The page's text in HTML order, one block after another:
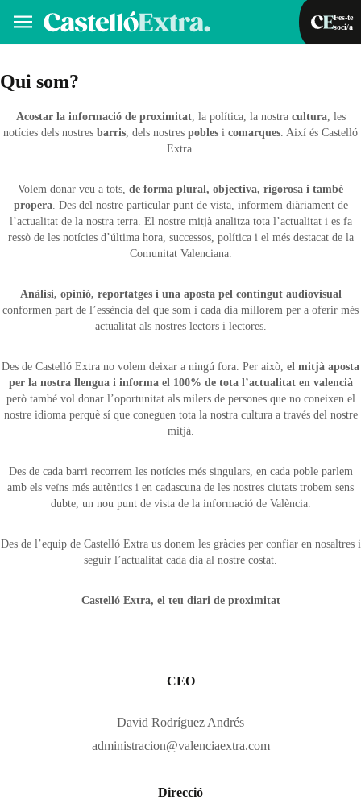
Fes-te
soci/a
Qui som?
Acostar la informació de proximitat, la política, la nostra cultura, les
notícies dels nostres barris, dels nostres pobles i comarques. Així és Castelló
Extra.
Volem donar veu a tots, de forma plural, objectiva, rigorosa i també
propera. Des del nostre particular punt de vista, informem diàriament de
l’actualitat de la nostra terra. El nostre mitjà analitza tota l’actualitat i es fa
ressò de les notícies d’última hora, successos, política i el més destacat de la
Comunitat Valenciana.
Anàlisi, opinió, reportatges i una aposta pel contingut audiovisual
conformen part de l’essència del que som i cada dia millorem per a oferir més
actualitat als nostres lectors i lectores.
Des de Castelló Extra no volem deixar a ningú fora. Per això, el mitjà aposta
per la nostra llengua i informa el 100% de tota l’actualitat en valencià
però també vol donar l’oportunitat als milers de persones que no coneixen el
nostre idioma perquè sí que coneguen tota la nostra cultura a través del nostre
mitjà.
Des de cada barri recorrem les notícies més singulars, en cada poble parlem
amb els veïns més autèntics i en cadascuna de les nostres ciutats trobem sens
dubte, un nou punt de vista de la informació de València.
Des de l’equip de Castelló Extra us donem les gràcies per confiar en nosaltres i
seguir l’actualitat cada dia al nostre costat.
Castelló Extra, el teu diari de proximitat
CEO
David Rodríguez Andrés
administracion@valenciaextra.com
Direcció